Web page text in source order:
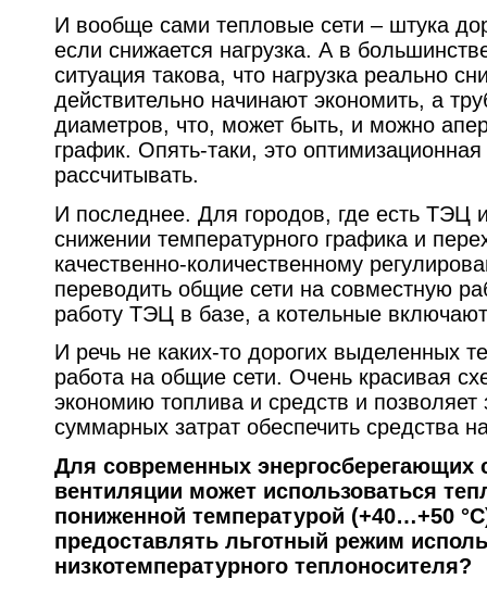
И вообще сами тепловые сети – штука
если снижается нагрузка. А в
ситуация такова, что нагрузка реально
действительно начинают экономить, а
диаметров, что, может быть, и можно
график. Опять-таки, это
рассчитывать.
И последнее. Для городов, где есть ТЭЦ
снижении температурного графика и
качественно-количественному
переводить общие сети на совместную
работу ТЭЦ в базе, а котельные
И речь не каких-то дорогих выделенных
работа на общие сети. Очень красивая
экономию топлива и средств и позволяет
суммарных затрат обеспечить средства
Для современных энергосберегающих
вентиляции может использоваться
пониженной температурой (+40…+50
предоставлять льготный режим
низкотемпературного теплоносителя?